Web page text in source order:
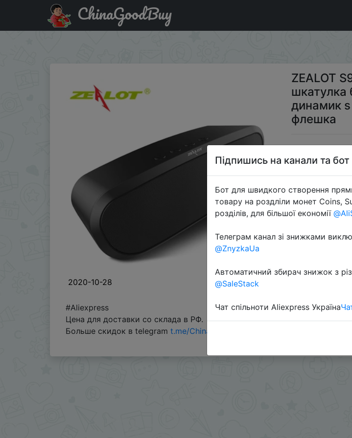
Код на знижку ZEALOT004 ZEALOT S9 Bluetooth динамик стерео музыкальная
карты, Usb флешка
ChinaGoodBuy
2020-10-28
ZEALOT
шкатулка
динамик
флешка
#Aliexpress
Цена для доставки со склада в РФ.
Больше скидок в telegram t.me/ChinaGoodBuy
Підпишись на канали та
Бот для швидкого створення
товару на роздліли монет Coins,
розділів, для більшої економії
Телеграм канал зі знижками
@ZnyzkaUa
Автоматичний збирач знижок з
@SaleStack
Чат спільноти Aliexpress Україна